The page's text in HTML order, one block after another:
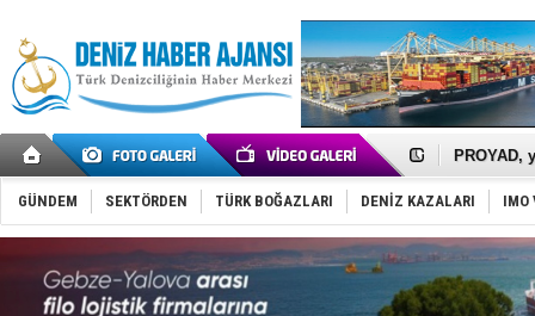
İTU AUV,
PROYAD,
Türkiye-
Türk
Deniz
DÖDER,
Fairline,
Baltık
Runit
GÜNDEM SEKTÖRDEN TÜRK BOĞAZLARI DENİZ KAZALARI IMO